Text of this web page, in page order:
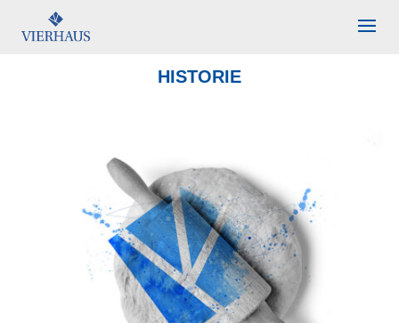
HISTORIE